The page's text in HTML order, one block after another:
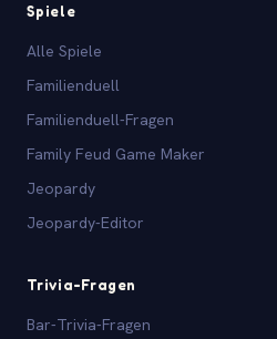
Spiele
Alle Spiele
Familienduell
Familienduell-Fragen
Family Feud Game Maker
Jeopardy
Jeopardy-Editor
Trivia-Fragen
Bar-Trivia-Fragen